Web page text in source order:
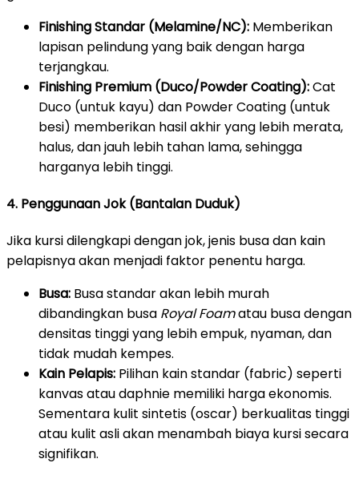
Finishing Standar (Melamine/NC): Memberikan
lapisan pelindung yang baik dengan harga
terjangkau.
Finishing Premium (Duco/Powder Coating):Cat
Duco (untuk kayu) dan Powder Coating (untuk
besi) memberikan hasil akhir yang lebih merata,
halus, dan jauh lebih tahan lama, sehingga
harganya lebih tinggi.
4. Penggunaan Jok (Bantalan Duduk)
Jika kursi dilengkapi dengan jok, jenis busa dan kain
pelapisnya akan menjadi faktor penentu harga.
Busa: Busa standar akan lebih murah
dibandingkan busa Royal Foamatau busa dengan
densitas tinggi yang lebih empuk, nyaman, dan
tidak mudah kempes.
Kain Pelapis: Pilihan kain standar (fabric) seperti
kanvas atau daphnie memiliki harga ekonomis.
Sementara kulit sintetis (oscar) berkualitas tinggi
atau kulit asli akan menambah biaya kursi secara
signifikan.